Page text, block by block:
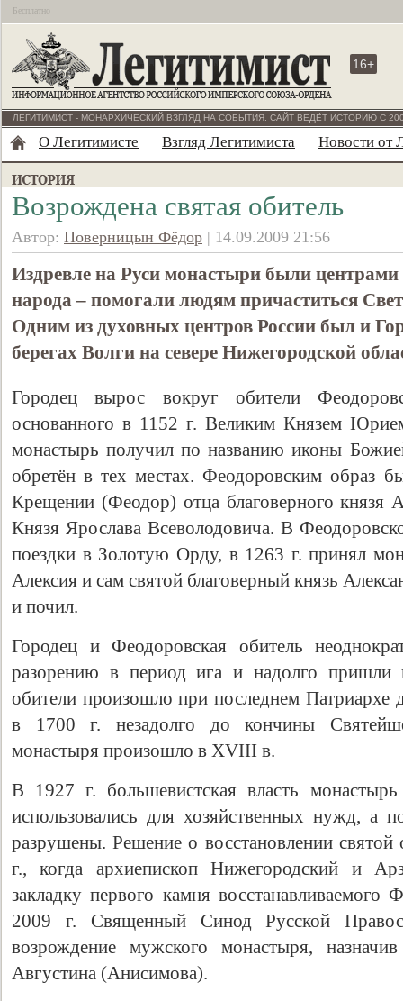
Бесплатно
16+
ЛЕГИТИМИСТ - МОНАРХИЧЕСКИЙ ВЗГЛЯД НА СОБЫТИЯ. САЙТ ВЕДЁТ ИСТОРИЮ С
О Легитимисте Взгляд Легитимиста Новости от
Возрождена святая обитель
Автор: Поверницын Фёдор | 14.09.2009 21:56
Издревле на Руси монастыри были
народа – помогали людям причаститься
Одним из духовных центров России был и
берегах Волги на севере Нижегородской
Городец вырос вокруг обители
основанного в 1152 г. Великим Князем
монастырь получил по названию иконы
обретён в тех местах. Феодоровским образ
Крещении (Феодор) отца благоверного князя
Князя Ярослава Всеволодовича. В
поездки в Золотую Орду, в 1263 г. принял
Алексия и сам святой благоверный князь
и почил.
Городец и Феодоровская обитель
разорению в период ига и надолго пришли
обители произошло при последнем Патриархе
в 1700 г. незадолго до кончины
монастыря произошло в XVIII в.
В 1927 г. большевистская власть
использовались для хозяйственных нужд, а
разрушены. Решение о восстановлении
г., когда архиепископ Нижегородский и
закладку первого камня восстанавливаемого
2009 г. Священный Синод Русской
возрождение мужского монастыря,
Августина (Анисимова).